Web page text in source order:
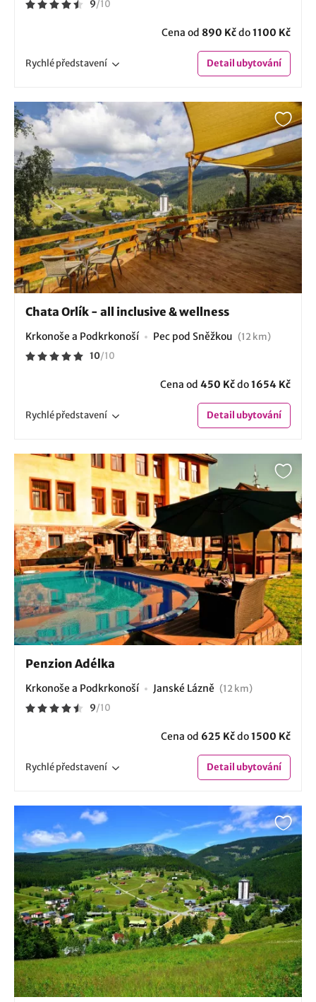
9/10
Cena od 890 Kčdo1100 Kč
Rychlépředstavení Detailubytování
Chata Orlík - all inclusive & wellness
Krkonoše a Podkrkonoší Pec pod Sněžkou (12 km)
10/10
Cena od 450 Kčdo1654 Kč
Rychlépředstavení Detailubytování
Penzion Adélka
Krkonoše a Podkrkonoší Janské Lázně (12 km)
9/10
Cena od 625 Kčdo1500 Kč
Rychlépředstavení Detailubytování